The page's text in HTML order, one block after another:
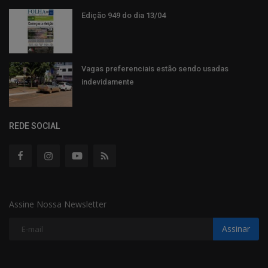
Edição 949 do dia 13/04
Vagas preferenciais estão sendo usadas
indevidamente
REDE SOCIAL
Assine Nossa Newsletter
Assinar